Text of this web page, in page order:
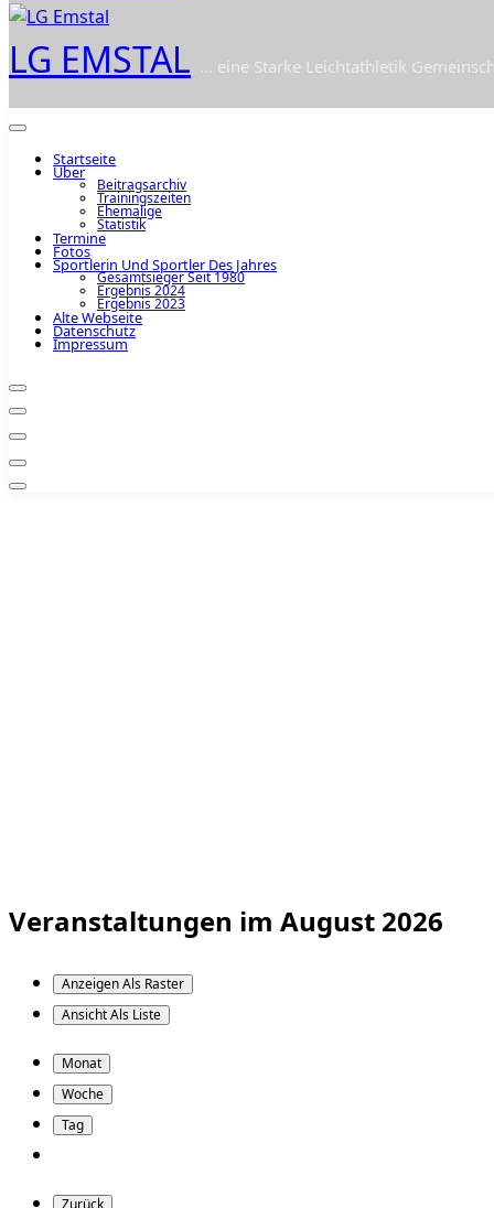
LG EMSTAL ... eine Starke Leichtathletik
Startseite
Über
Beitragsarchiv
Trainingszeiten
Ehemalige
Statistik
Termine
Fotos
Sportlerin Und Sportler Des Jahres
Gesamtsieger Seit 1980
Ergebnis 2024
Ergebnis 2023
Alte Webseite
Datenschutz
Impressum
Veranstaltungen im August 2026
Anzeigen Als Raster
Ansicht Als Liste
Monat
Woche
Tag